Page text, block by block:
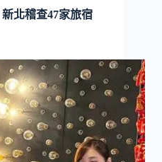
北稽查47家旅宿